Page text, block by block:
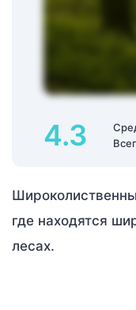
4.3
где находятся
лесах.